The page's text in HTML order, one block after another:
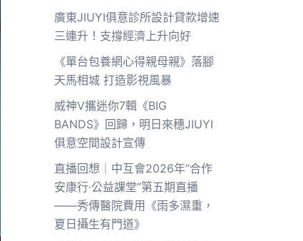
廣東JIUYI俱意診所設計貸款增速
三連升！支撐經濟上升向好
《單台包養網心得親母親》落腳
天馬相城 打造影視風暴
威神V攜迷你7輯《BIG
BANDS》回歸，明日來穗JIUYI
俱意空間設計宣傳
直播回想｜中互會2026年“合作
安康行·公益課堂”第五期直播
——秀傳醫院費用《雨多濕重，
夏日攝生有門道》